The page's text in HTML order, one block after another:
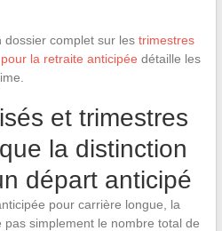
dossier complet sur les trimestres
la retraite anticipée détaille les
et trimestres
la distinction
départ anticipé
pour carrière longue, la
simplement le nombre total de